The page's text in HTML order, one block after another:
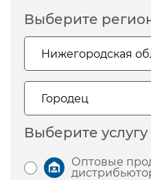
Выберите
Выберите услугу
Оптовые